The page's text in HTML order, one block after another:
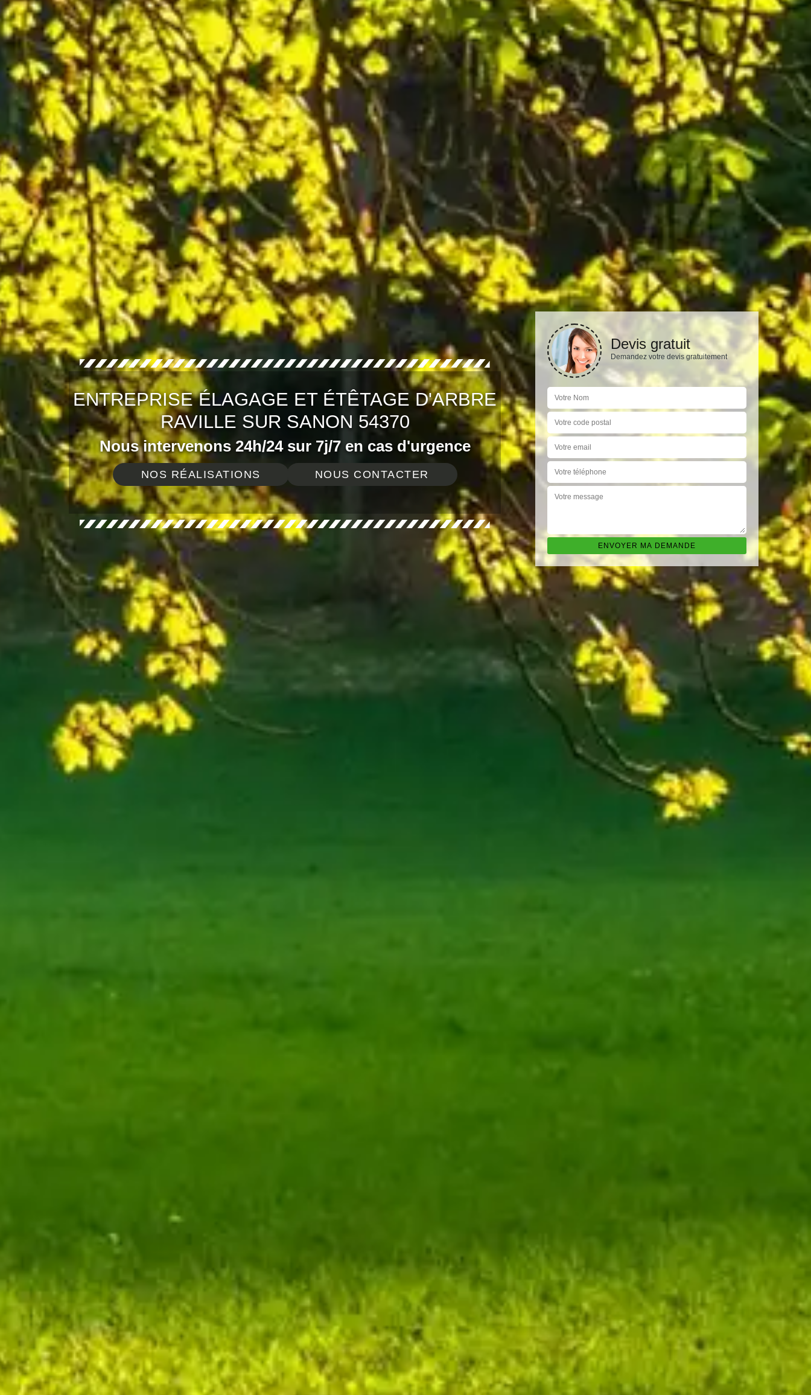
ENTREPRISE ÉLAGAGE ET ÉTÊTAGE D'ARBRE
RAVILLE SUR SANON 54370
Nous intervenons 24h/24 sur 7j/7 en cas d'urgence
NOS RÉALISATIONS NOUS CONTACTER
Devis gratuit
Demandez votre devis gratuitement